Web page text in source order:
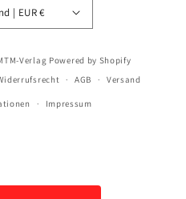
Deutschland | EUR €
Verlag Powered by Shopify
AGB Versand
Impressum